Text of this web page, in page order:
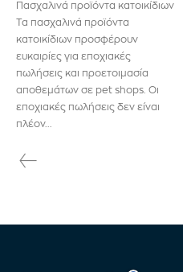
Πασχαλινά προϊόντα κατοικίδιων
Τα πασχαλινά προϊόντα
κατοικίδιων προσφέρουν
ευκαιρίες για εποχιακές
πωλήσεις και προετοιμασία
αποθεμάτων σε pet shops. Οι
εποχιακές πωλήσεις δεν είναι
πλέον...